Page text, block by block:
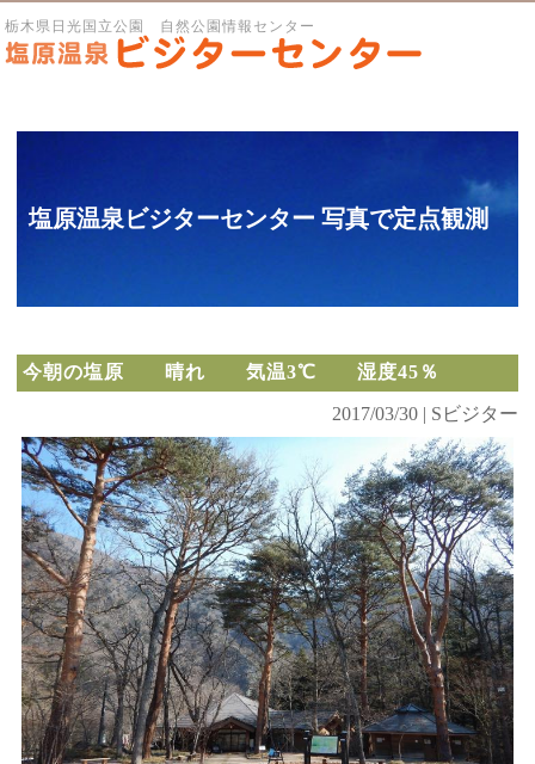
栃木県日光国立公園 自然公園情報センター
塩原温泉ビジターセンター 写真で定点観測
今朝の塩原 晴れ 気温3℃ 湿度45％
2017/03/30 | Sビジター